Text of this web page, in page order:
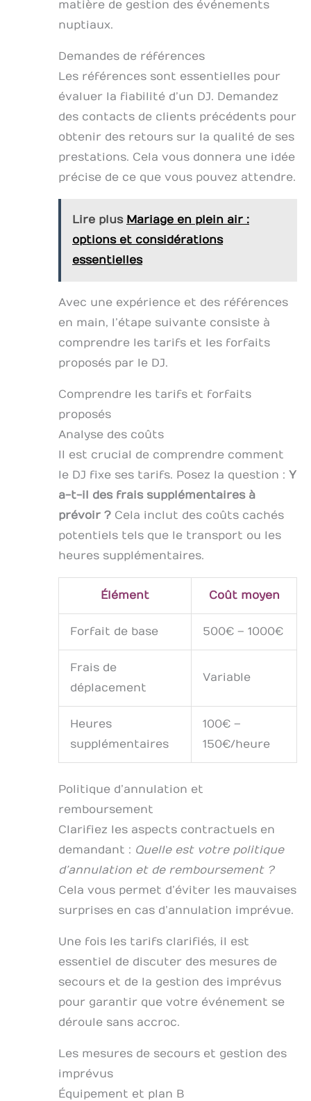
matière de gestion des événements
nuptiaux.
Demandes de références
Les références sont essentielles pour
évaluer la fiabilité d’un DJ. Demandez
des contacts de clients précédents pour
obtenir des retours sur la qualité de ses
prestations. Cela vous donnera une idée
précise de ce que vous pouvez attendre.
Lire plus Mariage en plein air :
options et considérations
essentielles
Avec une expérience et des références
en main, l’étape suivante consiste à
comprendre les tarifs et les forfaits
proposés par le DJ.
Comprendre les tarifs et forfaits
proposés
Analyse des coûts
Il est crucial de comprendre comment
le DJ fixe ses tarifs. Posez la question : Y
a-t-il des frais supplémentaires à
prévoir ? Cela inclut des coûts cachés
potentiels tels que le transport ou les
heures supplémentaires.
Élément Coût moyen
Forfait de base 500€ – 1000€
Frais de
déplacement
Variable
Heures
supplémentaires
100€ –
150€/heure
Politique d’annulation et
remboursement
Clarifiez les aspects contractuels en
demandant : Quelle est votre politique
d’annulation et de remboursement ?
Cela vous permet d’éviter les mauvaises
surprises en cas d’annulation imprévue.
Une fois les tarifs clarifiés, il est
essentiel de discuter des mesures de
secours et de la gestion des imprévus
pour garantir que votre événement se
déroule sans accroc.
Les mesures de secours et gestion des
imprévus
Équipement et plan B